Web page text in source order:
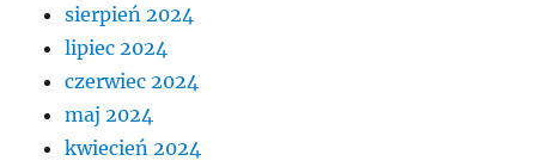
sierpień 2024
lipiec 2024
czerwiec 2024
maj 2024
kwiecień 2024